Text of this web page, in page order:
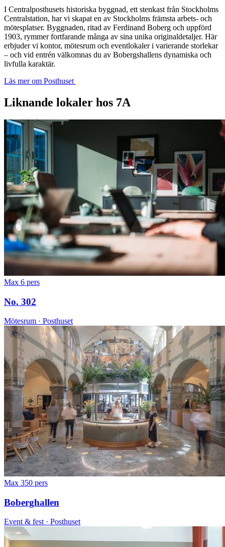
I Centralposthusets historiska byggnad, ett stenkast från Stockholms
Centralstation, har vi skapat en av Stockholms främsta arbets- och
mötesplatser. Byggnaden, ritad av Ferdinand Boberg och uppförd
1903, rymmer fortfarande många av sina unika originaldetaljer. Här
erbjuder vi kontor, mötesrum och eventlokaler i varierande storlekar
– och vid entrén välkomnas du av Bobergshallens dynamiska och
livfulla karaktär.
Läs mer om Posthuset
Liknande lokaler hos 7A
Max 6 pers
No. 302
Mötesrum · Posthuset
Max 350 pers
Boberghallen
Event & fest · Posthuset